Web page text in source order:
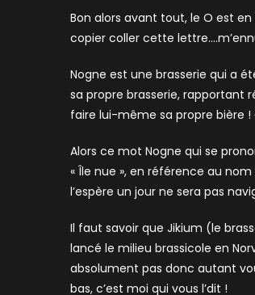
Bon alors avant tout, le O est
copier coller cette
Nogne est une brasserie qui a
sa propre brasserie, rapportant
faire lui-même sa propre bière !
Alors ce mot Nogne qui se
« Île nue », en référence au
l’espère un jour ne sera pas
Il faut savoir que Jikium (le
lancé le milieu brassicole en
absolument pas donc autant
bas, c’est moi qui vous l’dit !